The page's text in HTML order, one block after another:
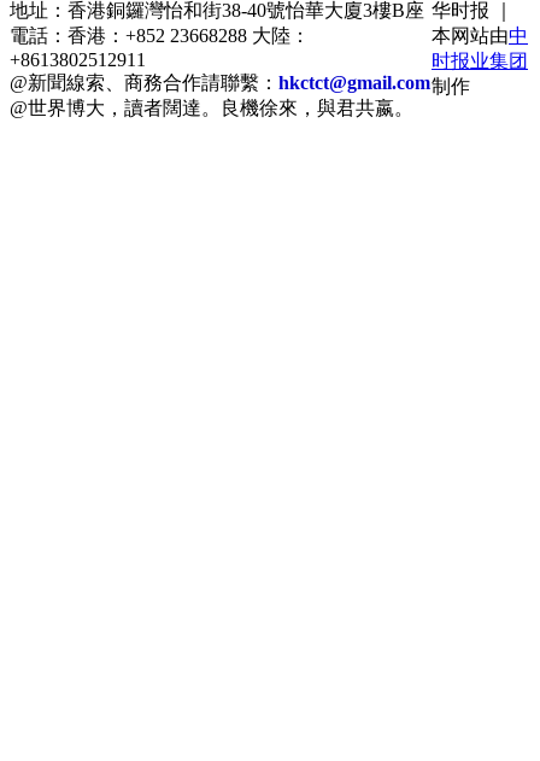
地址：香港銅鑼灣怡和街38-40號怡華大廈3樓B座
電話：香港：+852 23668288 大陸：
+8613802512911
@新聞線索、商務合作請聯繫： hkctct@gmail.com
@世界博大，讀者闊達。良機徐來，與君共嬴。
华时报 ｜
本网站由中
时报业集团
制作